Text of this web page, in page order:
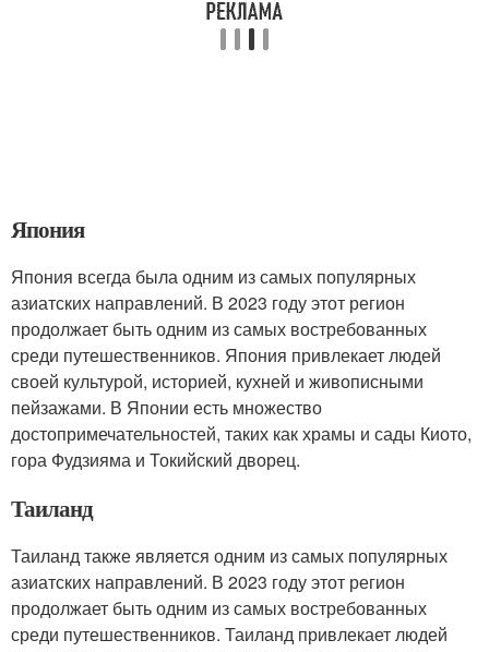
Япония
Япония всегда была одним из самых популярных
азиатских направлений. В 2023 году этот регион
продолжает быть одним из самых востребованных
среди путешественников. Япония привлекает людей
своей культурой, историей, кухней и живописными
пейзажами. В Японии есть множество
достопримечательностей, таких как храмы и сады Киото,
гора Фудзияма и Токийский дворец.
Таиланд
Таиланд также является одним из самых популярных
азиатских направлений. В 2023 году этот регион
продолжает быть одним из самых востребованных
среди путешественников. Таиланд привлекает людей